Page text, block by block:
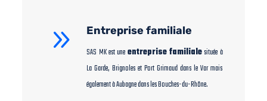
9 Entreprise familiale
SAS MK est uneentreprise familialesituée à
La Garde, Brignoles et Port Grimaud dans le Var mais
également à Aubagne dans les Bouches-du-Rhône.